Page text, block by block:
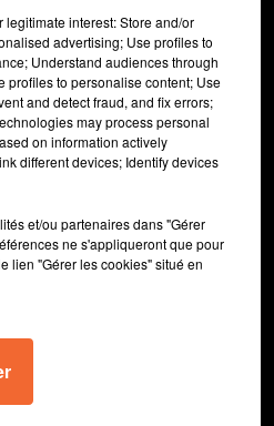
tous
0:00
interest: Store and/or
advertising; Use profiles to
Understand audiences through
profiles to personalise content; Use
and detect fraud, and fix errors;
may process personal
on information actively
different devices; Identify devices
et/ou partenaires dans "Gérer
ne s'appliqueront que pour
lien "Gérer les cookies" situé en